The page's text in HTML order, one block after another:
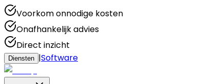
Voorkom onnodige kosten
Onafhankelijk advies
Direct inzicht
Diensten |Software